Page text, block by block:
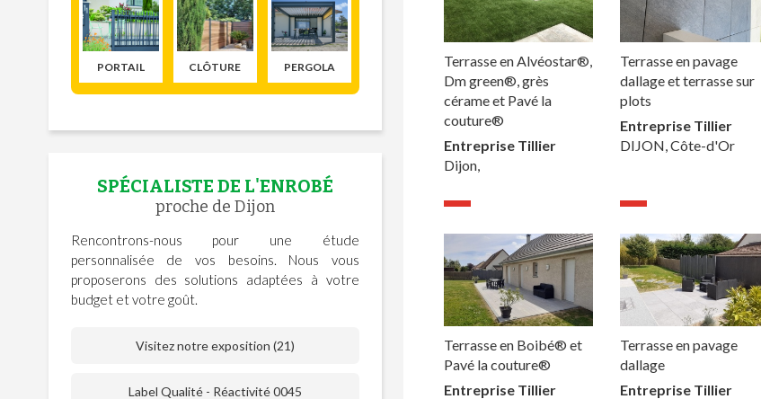
PORTAIL CLÔTURE PERGOLA
SPÉCIALISTE DE L'ENROBÉ
proche de Dijon
Rencontrons-nous pour une étude
personnalisée de vos besoins. Nous vous
proposerons des solutions adaptées à votre
budget et votre goût.
Visitez notre exposition (21)
Label Qualité - Réactivité 0045
Terrasse en Alvéostar®,
Dm green®, grès
cérame et Pavé la
couture®
Entreprise Tillier
Dijon,
Terrasse en pavage
dallage et terrasse sur
plots
Entreprise Tillier
DIJON, Côte-d'Or
Terrasse en Boibé® et
Pavé la couture®
Entreprise Tillier
Terrasse en pavage
dallage
Entreprise Tillier